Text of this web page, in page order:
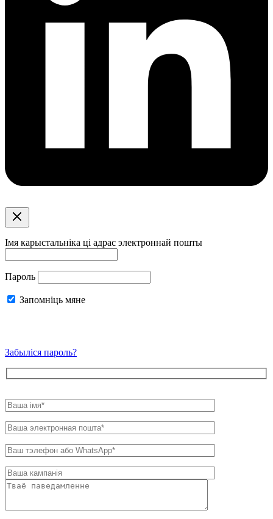
Імя карыстальніка ці адрас электроннай пошты
Пароль
Запомніць мяне
Забыліся пароль?